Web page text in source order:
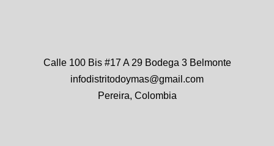
Calle 100 Bis #17 A 29 Bodega 3 Belmonte
infodistritodoymas@gmail.com
Pereira, Colombia